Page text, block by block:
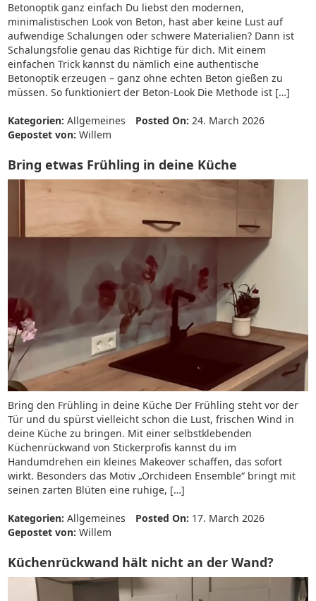
Betonoptik ganz einfach Du liebst den modernen,
minimalistischen Look von Beton, hast aber keine Lust auf
aufwendige Schalungen oder schwere Materialien? Dann ist
Schalungsfolie genau das Richtige für dich. Mit einem
einfachen Trick kannst du nämlich eine authentische
Betonoptik erzeugen – ganz ohne echten Beton gießen zu
müssen. So funktioniert der Beton-Look Die Methode ist […]
Kategorien: Allgemeines Posted On: 24. March 2026
Gepostet von: Willem
Bring etwas Frühling in deine Küche
Bring den Frühling in deine Küche Der Frühling steht vor der
Tür und du spürst vielleicht schon die Lust, frischen Wind in
deine Küche zu bringen. Mit einer selbstklebenden
Küchenrückwand von Stickerprofis kannst du im
Handumdrehen ein kleines Makeover schaffen, das sofort
wirkt. Besonders das Motiv „Orchideen Ensemble“ bringt mit
seinen zarten Blüten eine ruhige, […]
Kategorien: Allgemeines Posted On: 17. March 2026
Gepostet von: Willem
Küchenrückwand hält nicht an der Wand?